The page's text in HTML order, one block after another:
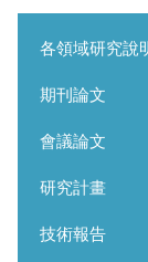
各領域研究說
期刊論文
會議論文
研究計畫
技術報告